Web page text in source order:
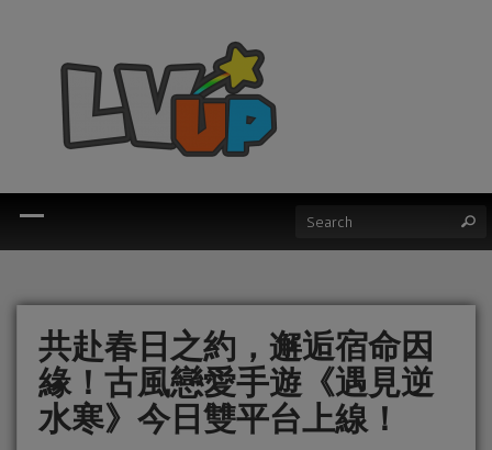
共赴春日之約，邂逅宿命因
緣！古風戀愛手遊《遇見逆
水寒》今日雙平台上線！